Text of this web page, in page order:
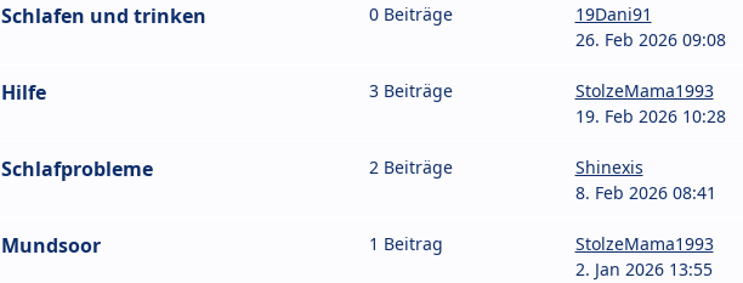
Schlafen und trinken 0 Beiträge
19Dani91
26. Feb 2026 09:08
Hilfe 3 Beiträge
StolzeMama1993
19. Feb 2026 10:28
Schlafprobleme 2 Beiträge
Shinexis
8. Feb 2026 08:41
Mundsoor 1 Beitrag
StolzeMama1993
2. Jan 2026 13:55